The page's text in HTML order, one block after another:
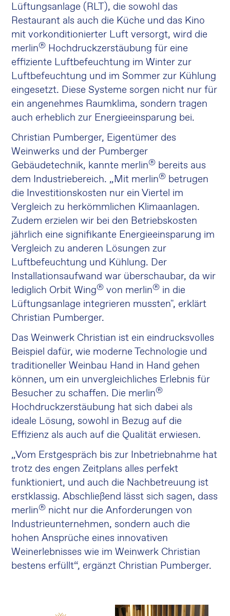
Lüftungsanlage (RLT), die sowohl das
Restaurant als auch die Küche und das Kino
mit vorkonditionierter Luft versorgt, wird die
merlin® Hochdruckzerstäubung für eine
effiziente Luftbefeuchtung im Winter zur
Luftbefeuchtung und im Sommer zur Kühlung
eingesetzt. Diese Systeme sorgen nicht nur für
ein angenehmes Raumklima, sondern tragen
auch erheblich zur Energieeinsparung bei.
Christian Pumberger, Eigentümer des
Weinwerks und der Pumberger
Gebäudetechnik, kannte merlin® bereits aus
dem Industriebereich. „Mit merlin® betrugen
die Investitionskosten nur ein Viertel im
Vergleich zu herkömmlichen Klimaanlagen.
Zudem erzielen wir bei den Betriebskosten
jährlich eine signifikante Energieeinsparung im
Vergleich zu anderen Lösungen zur
Luftbefeuchtung und Kühlung. Der
Installationsaufwand war überschaubar, da wir
lediglich Orbit Wing® von merlin® in die
Lüftungsanlage integrieren mussten", erklärt
Christian Pumberger.
Das Weinwerk Christian ist ein eindrucksvolles
Beispiel dafür, wie moderne Technologie und
traditioneller Weinbau Hand in Hand gehen
können, um ein unvergleichliches Erlebnis für
Besucher zu schaffen. Die merlin®
Hochdruckzerstäubung hat sich dabei als
ideale Lösung, sowohl in Bezug auf die
Effizienz als auch auf die Qualität erwiesen.
„Vom Erstgespräch bis zur Inbetriebnahme hat
trotz des engen Zeitplans alles perfekt
funktioniert, und auch die Nachbetreuung ist
erstklassig. Abschließend lässt sich sagen, dass
merlin® nicht nur die Anforderungen von
Industrieunternehmen, sondern auch die
hohen Ansprüche eines innovativen
Weinerlebnisses wie im Weinwerk Christian
bestens erfüllt“, ergänzt Christian Pumberger.